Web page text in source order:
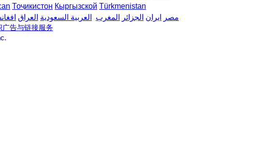
Тоҷикистон Кыргызской Türkmenistan
مصر
ایران الجزائر المغرب العربية السعودية العراق
广告与链接服务